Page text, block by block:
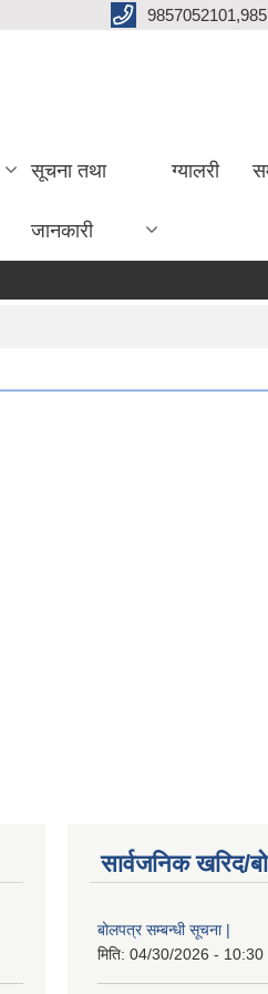
सूचना तथा
जानकारी
ग्यालरी
सार्वजनिक खरिद/
बोलपत्र सम्बन्धी सूचना |
मिति: 04/30/2026 - 10:30